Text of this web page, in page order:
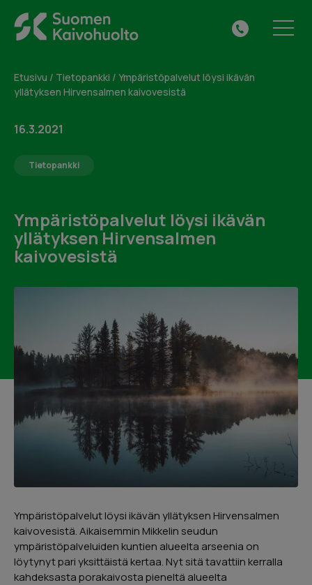
content
Suomen
Kaivohuolto
VALIKKO
041
Etusivu / Tietopankki / Ympäristöpalvelut löysi ikävän
yllätyksen Hirvensalmen kaivovesistä
16.3.2021
Tietopankki
Ympäristöpalvelut löysi ikävän
yllätyksen Hirvensalmen
kaivovesistä
Ympäristöpalvelut löysi ikävän yllätyksen Hirvensalmen
kaivovesistä. Aikaisemmin Mikkelin seudun
ympäristöpalveluiden kuntien alueelta arseenia on
löytynyt pari yksittäistä kertaa. Nyt sitä tavattiin kerralla
kahdeksasta porakaivosta pieneltä alueelta
Tilaa maksuton
yhteydenottopyyntö
Täytä alla oleva lomake ja me otamme sinuun
Lähetä
Petri Olsoni
asennukseen.
Google
02/2025